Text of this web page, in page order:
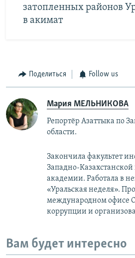
затопленных районов
в акимат
Поделиться Follow us
Мария МЕЛЬНИКОВА
Репортёр Азаттыка по
области.
Закончила факультет
Западно-
академии. Работала в
«Уральская неделя».
международном офисе
коррупции и
Вам будет интересно